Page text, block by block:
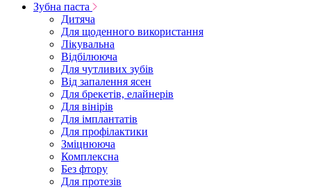
Зубна паста
Дитяча
Для щоденного використання
Лікувальна
Відбілююча
Для чутливих зубів
Від запалення ясен
Для брекетів, елайнерів
Для вінірів
Для імплантатів
Для профілактики
Зміцнююча
Комплексна
Без фтору
Для протезів